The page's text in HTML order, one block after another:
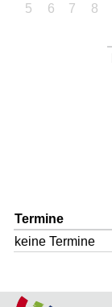
5
6 7 8
Termine
keine Termine